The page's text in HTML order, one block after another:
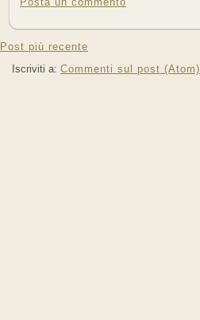
Post più recente
Iscriviti a: Commenti sul post (Atom)